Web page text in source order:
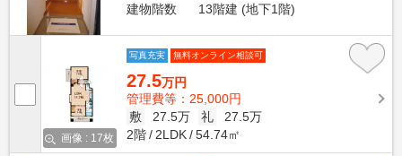
建物階数
13階建 (地下1階)
画像 : 17枚
写真充実 無料オンライン相談可
27.5万円
管理費等：25,000円
敷
27.5万 礼
27.5万
2階
2LDK 54.74㎡